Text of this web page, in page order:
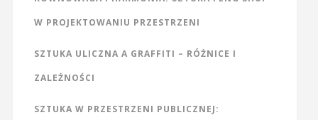
W PROJEKTOWANIU PRZESTRZENI
SZTUKA ULICZNA A GRAFFITI – RÓŻNICE I
ZALEŻNOŚCI
SZTUKA W PRZESTRZENI PUBLICZNEJ: